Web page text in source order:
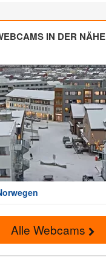
IN DER NÄHE
Alle Webcams